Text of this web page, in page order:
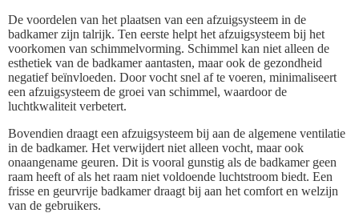
De voordelen van het plaatsen van een afzuigsysteem in de
badkamer zijn talrijk. Ten eerste helpt het afzuigsysteem bij het
voorkomen van schimmelvorming. Schimmel kan niet alleen de
esthetiek van de badkamer aantasten, maar ook de gezondheid
negatief beïnvloeden. Door vocht snel af te voeren, minimaliseert
een afzuigsysteem de groei van schimmel, waardoor de
luchtkwaliteit verbetert.
Bovendien draagt een afzuigsysteem bij aan de algemene ventilatie
in de badkamer. Het verwijdert niet alleen vocht, maar ook
onaangename geuren. Dit is vooral gunstig als de badkamer geen
raam heeft of als het raam niet voldoende luchtstroom biedt. Een
frisse en geurvrije badkamer draagt bij aan het comfort en welzijn
van de gebruikers.